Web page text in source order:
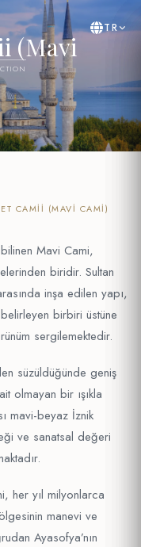
TR
(Mavi
CAMII (MAVI CAMI)
Mavi Cami,
biridir. Sultan
inşa edilen yapı,
birbiri üstüne
sergilemektedir.
süzüldüğünde geniş
olmayan bir ışıkla
mavi-beyaz İznik
ve sanatsal değeri
her yıl milyonlarca
manevi ve
Ayasofya’nın